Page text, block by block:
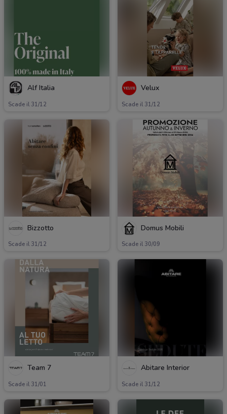
Alf Italia
Scade il 31/12
Velux
Scade il 31/12
Bizzotto
Scade il 31/12
Domus Mobili
Scade il 30/09
Team 7
Scade il 31/01
Abitare Interior
Scade il 31/12